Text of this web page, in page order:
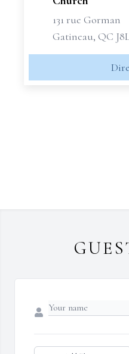
131 rue Gorman
Gatineau, QC